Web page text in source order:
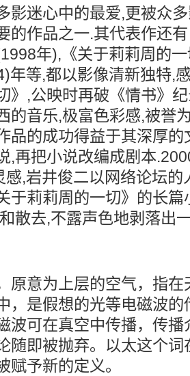
影迷心中的最爱,更被众
的作品之一.其代表作还
年),《关于莉莉周的
年等,都以影像清新独特,
》,公映时再破《情书》
的音乐,极富色彩感,被誉
品的成功得益于其深厚
,再把小说改编成剧本
感,岩井俊二以网络论坛
于莉莉周的一切》的长
散去,不露声色地剥落出
原意为上层的空气，指
，是假想的光等电磁波
波可在真空中传播，传
随即被抛弃。以太这个
赋予新的定义。